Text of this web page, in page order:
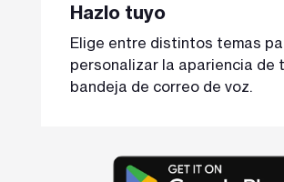
Hazlo tuyo
Elige entre distintos temas
personalizar la apariencia de
bandeja de correo de voz.